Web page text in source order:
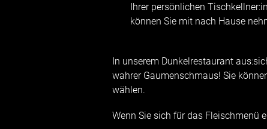
Ihrer persönlichen
können Sie mit nach Hause
In unserem Dunkelrestaurant
wahrer Gaumenschmaus! Sie
wählen.
Wenn Sie sich für das Fleischmenü